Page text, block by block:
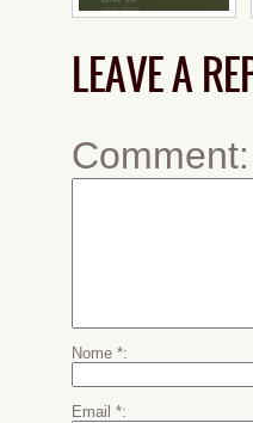
LEAVE A
Comment
Nome *
Email *